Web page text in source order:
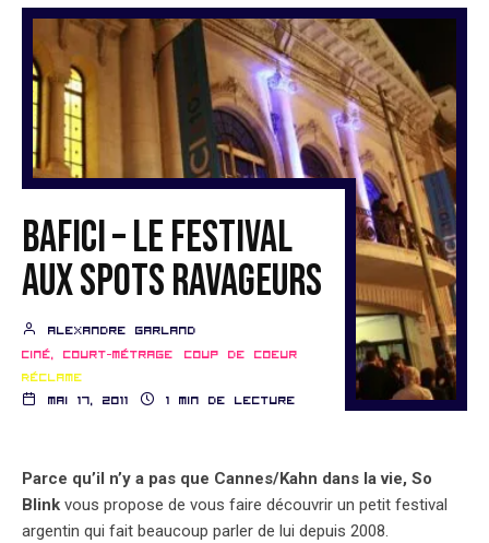
BAFICI – LE FESTIVAL
AUX SPOTS RAVAGEURS
Alexandre Garland
Ciné, court-métrage
Coup de coeur
Réclame
mai 17, 2011
1 min de lecture
Parce qu’il n’y a pas que Cannes/Kahn dans la vie, So
Blink vous propose de vous faire découvrir un petit festival
argentin qui fait beaucoup parler de lui depuis 2008.